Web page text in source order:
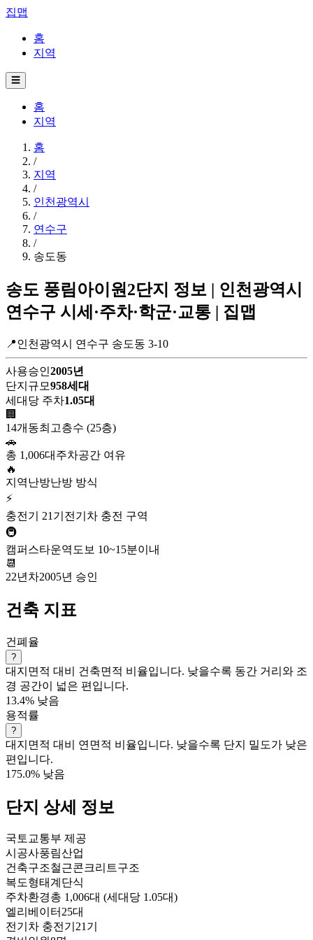
집맵
홈
지역
☰
홈
지역
홈
/
지역
/
인천광역시
/
연수구
/
송도동
송도 풍림아이원2단지 정보 | 인천광역시
연수구 시세·주차·학군·교통 | 집맵
📍인천광역시 연수구 송도동 3-10
사용승인2005년
단지규모958세대
세대당 주차1.05대
🏢
14개동최고층수 (25층)
🚗
총 1,006대 주차공간 여유
🔥
지역난방난방 방식
⚡
충전기 21기 전기차 충전 구역
🚇
캠퍼스타운역 도보 10~15분이내
📆
22년차2005년 승인
건축 지표
건폐율
?
대지면적 대비 건축면적 비율입니다. 낮을수록 동간 거리와 조
경 공간이 넓은 편입니다.
13.4% 낮음
용적률
?
대지면적 대비 연면적 비율입니다. 낮을수록 단지 밀도가 낮은
편입니다.
175.0% 낮음
단지 상세 정보
국토교통부 제공
시공사풍림산업
건축구조철근콘크리트구조
복도형태계단식
주차환경총 1,006대 (세대당 1.05대)
엘리베이터25대
전기차 충전기 21기